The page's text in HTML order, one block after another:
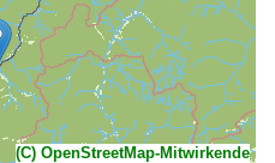
(C) OpenStreetMap-Mitwirkende